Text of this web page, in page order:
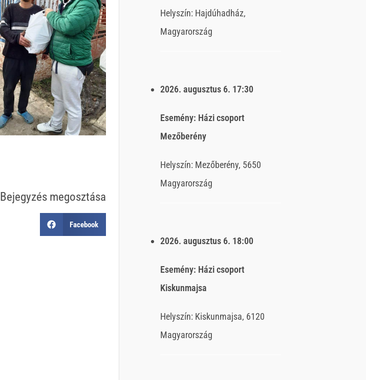
Bejegyzés megosztása
Facebook
Helyszín: Hajdúhadház,
Magyarország
2026. augusztus 6. 17:30
Esemény: Házi csoport
Mezőberény
Helyszín: Mezőberény, 5650
Magyarország
2026. augusztus 6. 18:00
Esemény: Házi csoport
Kiskunmajsa
Helyszín: Kiskunmajsa, 6120
Magyarország